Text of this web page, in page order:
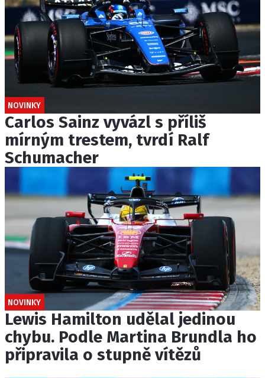
NOVINKY
Carlos Sainz vyvázl s příliš
mírným trestem, tvrdí Ralf
Schumacher
NOVINKY
Lewis Hamilton udělal jedinou
chybu. Podle Martina Brundla ho
připravila o stupně vítězů